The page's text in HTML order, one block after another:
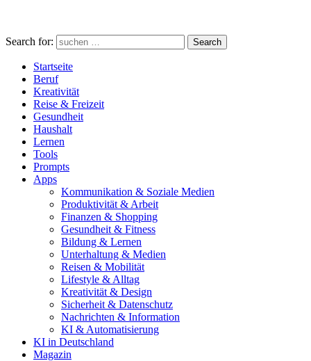
Search for: Search
Startseite
Beruf
Kreativität
Reise & Freizeit
Gesundheit
Haushalt
Lernen
Tools
Prompts
Apps
Kommunikation & Soziale Medien
Produktivität & Arbeit
Finanzen & Shopping
Gesundheit & Fitness
Bildung & Lernen
Unterhaltung & Medien
Reisen & Mobilität
Lifestyle & Alltag
Kreativität & Design
Sicherheit & Datenschutz
Nachrichten & Information
KI & Automatisierung
KI in Deutschland
Magazin